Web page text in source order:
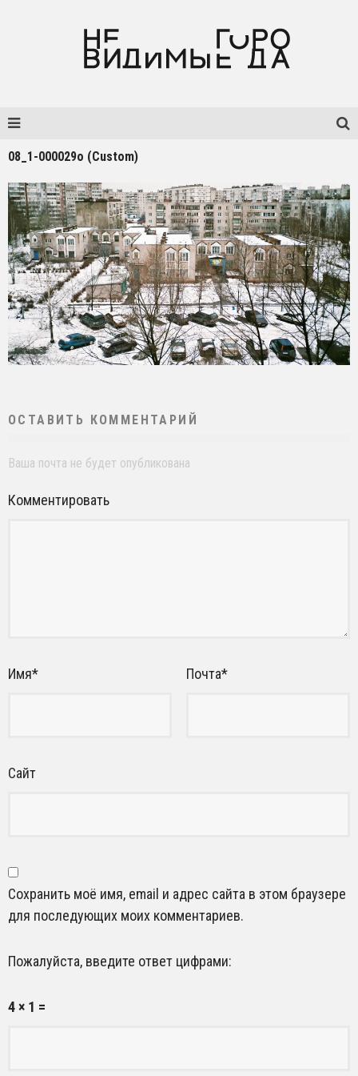
08_1-000029o (Custom)
ОСТАВИТЬ КОММЕНТАРИЙ
Ваша почта не будет опубликована
Комментировать
Имя* Почта*
Сайт
Сохранить моё имя, email и адрес сайта в этом браузере
для последующих моих комментариев.
Пожалуйста, введите ответ цифрами:
4 × 1 =